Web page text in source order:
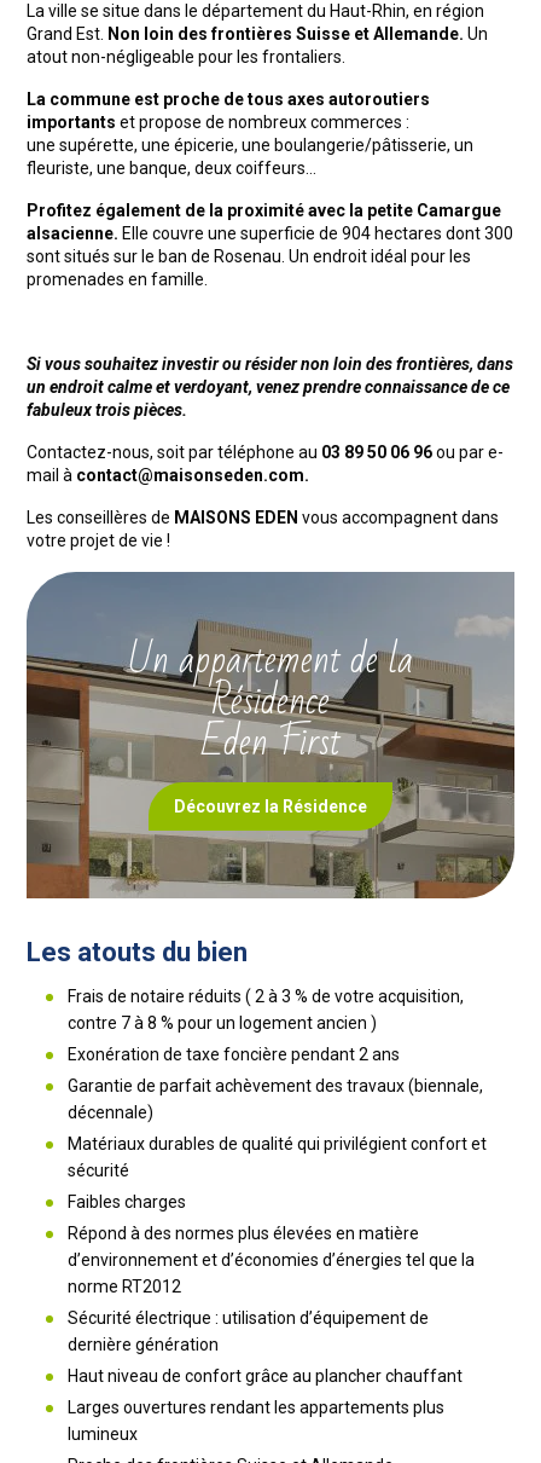
La ville se situe dans le département du Haut-Rhin, en région
Grand Est. Non loin des frontières Suisse et Allemande. Un
atout non-négligeable pour les frontaliers.
La commune est proche de tous axes autoroutiers
importants et propose de nombreux commerces :
une supérette, une épicerie, une boulangerie/pâtisserie, un
fleuriste, une banque, deux coiffeurs…
Profitez également de la proximité avec la petite Camargue
alsacienne. Elle couvre une superficie de 904 hectares dont 300
sont situés sur le ban de Rosenau. Un endroit idéal pour les
promenades en famille.
Si vous souhaitez investir ou résider non loin des frontières, dans
un endroit calme et verdoyant, venez prendre connaissance de ce
fabuleux trois pièces.
Contactez-nous, soit par téléphone au 03 89 50 06 96ou par e-
mail à contact@maisonseden.com.
Les conseillères de MAISONS EDEN vous accompagnent dans
votre projet de vie !
Un appartement de la
Résidence
Eden First
Découvrez la Résidence
Les atouts du bien
Frais de notaire réduits ( 2 à 3 % de votre acquisition,
contre 7 à 8 % pour un logement ancien )
Exonération de taxe foncière pendant 2 ans
Garantie de parfait achèvement des travaux (biennale,
décennale)
Matériaux durables de qualité qui privilégient confort et
sécurité
Faibles charges
Répond à des normes plus élevées en matière
d’environnement et d’économies d’énergies tel que la
norme RT2012
Sécurité électrique : utilisation d’équipement de
dernière génération
Haut niveau de confort grâce au plancher chauffant
Larges ouvertures rendant les appartements plus
lumineux